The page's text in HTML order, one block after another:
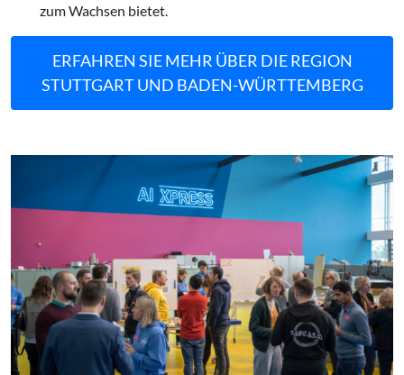
zum Wachsen bietet.
ERFAHREN SIE MEHR ÜBER DIE REGION
STUTTGART UND BADEN-WÜRTTEMBERG